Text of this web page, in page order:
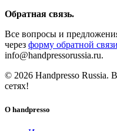
Обратная связь.
Все вопросы и
через форму обратной связи
info@handpressorussia.ru.
© 2026 Handpresso Russia.
сетях!
О handpresso